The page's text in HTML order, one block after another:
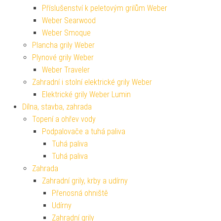
Příslušenství k peletovým grilům Weber
Weber Searwood
Weber Smoque
Plancha grily Weber
Plynové grily Weber
Weber Traveler
Zahradní i stolní elektrické grily Weber
Elektrické grily Weber Lumin
Dílna, stavba, zahrada
Topení a ohřev vody
Podpalovače a tuhá paliva
Tuhá paliva
Tuhá paliva
Zahrada
Zahradní grily, krby a udírny
Přenosná ohniště
Udírny
Zahradní grily